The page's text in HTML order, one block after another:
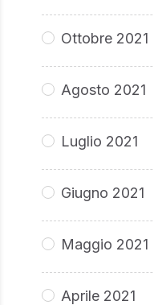
Ottobre 2021
Agosto 2021
Luglio 2021
Giugno 2021
Maggio 2021
Aprile 2021